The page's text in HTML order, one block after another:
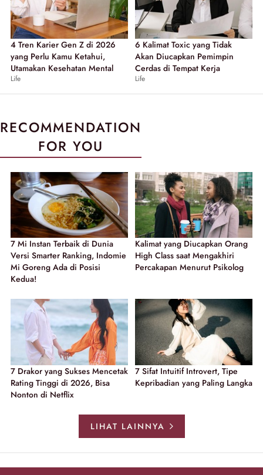
4 Tren Karier Gen Z di 2026
yang Perlu Kamu Ketahui,
Utamakan Kesehatan Mental
Life
6 Kalimat Toxic yang Tidak
Akan Diucapkan Pemimpin
Cerdas di Tempat Kerja
Life
RECOMMENDATION
FOR YOU
7 Mi Instan Terbaik di Dunia
Versi Smarter Ranking, Indomie
Mi Goreng Ada di Posisi
Kedua!
Kalimat yang Diucapkan Orang
High Class saat Mengakhiri
Percakapan Menurut Psikolog
7 Drakor yang Sukses Mencetak
Rating Tinggi di 2026, Bisa
Nonton di Netflix
7 Sifat Intuitif Introvert, Tipe
Kepribadian yang Paling Langka
LIHAT LAINNYA